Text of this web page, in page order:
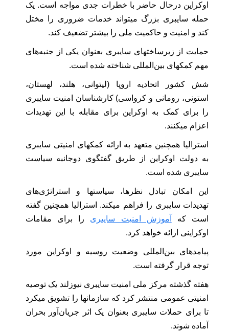
اوکراین درحال حاضر با خطرات جدی مواجه است. یک
حمله سایبری بزرگ میتواند خدمات ضروری را مختل
کند و امنیت و حاکمیت ملی را بیشتر تضعیف کند.
حمایت از زیرساختهای سایبری بعنوان یکی از جنبه‌های
مهم کمکهای بین‌المللی شناخته شده است.
شش کشور اتحادیه اروپا (لیتوانی، هلند، لهستان،
استونی، رومانی و کرواسی) کارشناسان امنیت سایبری
را برای کمک به اوکراین برای مقابله با این تهدیدات
اعزام میکنند.
استرالیا همچنین متعهد به ارائه کمکهای امنیتی سایبری
به دولت اوکراین از طریق گفتگوی دوجانبه سیاست
سایبری شده است.
این امکان تبادل نظرها، سیاستها و استراتژی‌های
تهدیدات سایبری را فراهم میکند. استرالیا همچنین گفته
است که
آموزش امنیت سایبری را برای مقامات
اوکراینی ارائه خواهد کرد.
پیامدهای بین‌المللی وضعیت روسیه و اوکراین مورد
توجه قرار گرفته است.
هفته گذشته مرکز ملی امنیت سایبری نیوزلند یک توصیه
امنیتی عمومی منتشر کرد که سازمانها را تشویق میکرد
تا برای حملات سایبری بعنوان یک اثر جریان‌آور بحران
آماده شوند.